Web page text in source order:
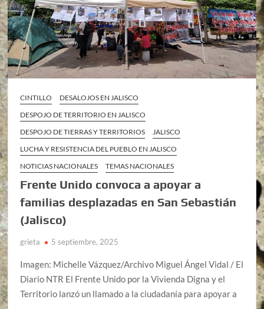
CINTILLO
DESALOJOS EN JALISCO
DESPOJO DE TERRITORIO EN JALISCO
DESPOJO DE TIERRAS Y TERRITORIOS
JALISCO
LUCHA Y RESISTENCIA DEL PUEBLO EN JALISCO
NOTICIAS NACIONALES
TEMAS NACIONALES
Frente Unido convoca a apoyar a
familias desplazadas en San Sebastián
(Jalisco)
grieta 5 septiembre, 2025
Imagen: Michelle Vázquez/Archivo Miguel Ángel Vidal / El
Diario NTR El Frente Unido por la Vivienda Digna y el
Territorio lanzó un llamado a la ciudadanía para apoyar a